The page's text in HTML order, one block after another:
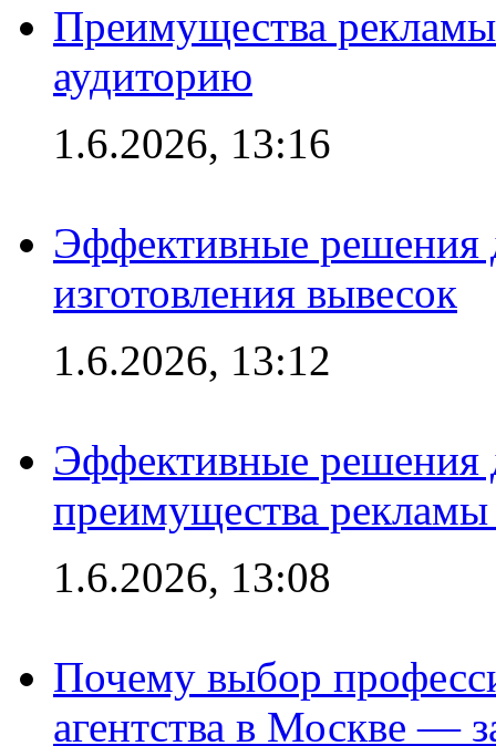
Преимущества
аудиторию
1.6.2026, 13:16
Эффективные решения
изготовления вывесок
1.6.2026, 13:12
Эффективные решения
преимущества рекламы
1.6.2026, 13:08
Почему выбор
агентства в Москве —